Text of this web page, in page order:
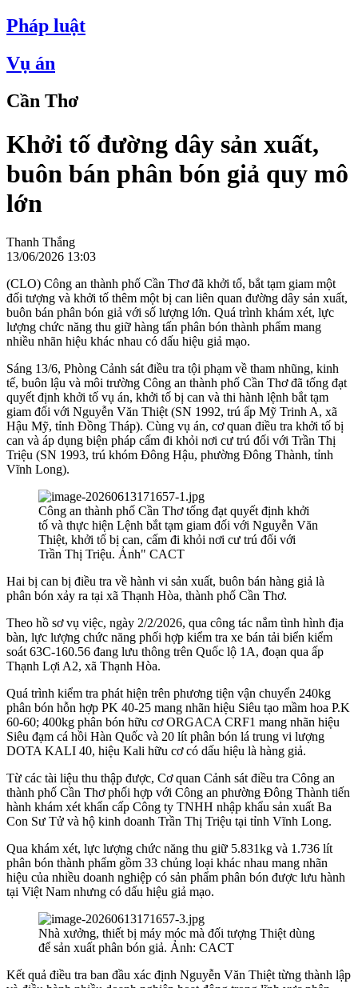
Pháp luật
Vụ án
Cần Thơ
Khởi tố đường dây sản xuất,
buôn bán phân bón giả quy mô
lớn
Thanh Thắng
13/06/2026 13:03
(CLO) Công an thành phố Cần Thơ đã khởi tố, bắt tạm giam một
đối tượng và khởi tố thêm một bị can liên quan đường dây sản xuất,
buôn bán phân bón giả với số lượng lớn. Quá trình khám xét, lực
lượng chức năng thu giữ hàng tấn phân bón thành phẩm mang
nhiều nhãn hiệu khác nhau có dấu hiệu giả mạo.
Sáng 13/6, Phòng Cảnh sát điều tra tội phạm về tham nhũng, kinh
tế, buôn lậu và môi trường Công an thành phố Cần Thơ đã tống đạt
quyết định khởi tố vụ án, khởi tố bị can và thi hành lệnh bắt tạm
giam đối với Nguyễn Văn Thiệt (SN 1992, trú ấp Mỹ Trinh A, xã
Hậu Mỹ, tỉnh Đồng Tháp). Cùng vụ án, cơ quan điều tra khởi tố bị
can và áp dụng biện pháp cấm đi khỏi nơi cư trú đối với Trần Thị
Triệu (SN 1993, trú khóm Đông Hậu, phường Đông Thành, tỉnh
Vĩnh Long).
Công an thành phố Cần Thơ tống đạt quyết định khởi
tố và thực hiện Lệnh bắt tạm giam đối với Nguyễn Văn
Thiệt, khởi tố bị can, cấm đi khỏi nơi cư trú đối với
Trần Thị Triệu. Ảnh" CACT
Hai bị can bị điều tra về hành vi sản xuất, buôn bán hàng giả là
phân bón xảy ra tại xã Thạnh Hòa, thành phố Cần Thơ.
Theo hồ sơ vụ việc, ngày 2/2/2026, qua công tác nắm tình hình địa
bàn, lực lượng chức năng phối hợp kiểm tra xe bán tải biển kiểm
soát 63C-160.56 đang lưu thông trên Quốc lộ 1A, đoạn qua ấp
Thạnh Lợi A2, xã Thạnh Hòa.
Quá trình kiểm tra phát hiện trên phương tiện vận chuyển 240kg
phân bón hỗn hợp PK 40-25 mang nhãn hiệu Siêu tạo mầm hoa P.K
60-60; 400kg phân bón hữu cơ ORGACA CRF1 mang nhãn hiệu
Siêu đạm cá hồi Hàn Quốc và 20 lít phân bón lá trung vi lượng
DOTA KALI 40, hiệu Kali hữu cơ có dấu hiệu là hàng giả.
Từ các tài liệu thu thập được, Cơ quan Cảnh sát điều tra Công an
thành phố Cần Thơ phối hợp với Công an phường Đông Thành tiến
hành khám xét khẩn cấp Công ty TNHH nhập khẩu sản xuất Ba
Con Sư Tử và hộ kinh doanh Trần Thị Triệu tại tỉnh Vĩnh Long.
Qua khám xét, lực lượng chức năng thu giữ 5.831kg và 1.736 lít
phân bón thành phẩm gồm 33 chủng loại khác nhau mang nhãn
hiệu của nhiều doanh nghiệp có sản phẩm phân bón được lưu hành
tại Việt Nam nhưng có dấu hiệu giả mạo.
Nhà xưởng, thiết bị máy móc mà đối tượng Thiệt dùng
để sản xuất phân bón giả. Ảnh: CACT
Kết quả điều tra ban đầu xác định Nguyễn Văn Thiệt từng thành lập